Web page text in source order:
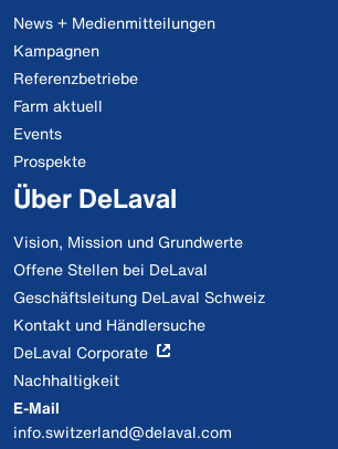
News + Medienmitteilungen
Kampagnen
Referenzbetriebe
Farm aktuell
Events
Prospekte
Über DeLaval
Vision, Mission und Grundwerte
Offene Stellen bei DeLaval
Geschäftsleitung DeLaval Schweiz
Kontakt und Händlersuche
DeLaval Corporate
Nachhaltigkeit
E-Mail
info.switzerland@delaval.com